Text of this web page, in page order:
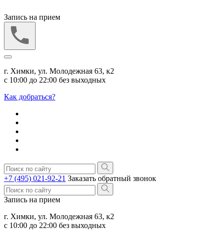
Запись на прием
г. Химки, ул. Молодежная 63, к2
с 10:00 до 22:00 без выходных
Как добраться?
+7 (495) 021-92-21 Заказать обратный звонок
Запись на прием
г. Химки, ул. Молодежная 63, к2
с 10:00 до 22:00 без выходных